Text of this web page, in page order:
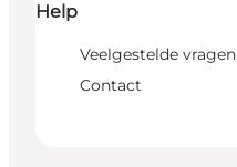
Help
Veelgestelde vragen
Contact